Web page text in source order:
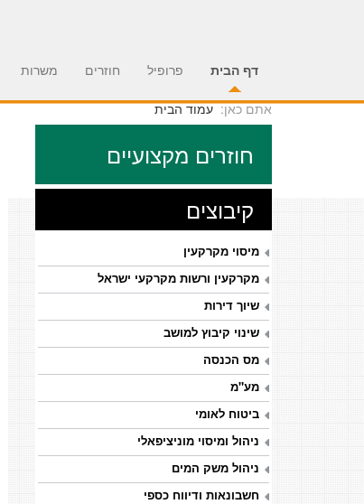
דף הבית פרופיל חוזרים משרות
אתם כאן:עמוד הבית
חוזרים מקצועיים
קיבוצים
מיסוי מקרקעין
מקרקעין ורשות מקרקעי ישראל
שיוך דירות
שינוי קיבוץ למושב
מס הכנסה
מע"מ
ביטוח לאומי
ניהול ומיסוי מוניציפאלי
ניהול משק המים
חשבונאות ודיווח כספי